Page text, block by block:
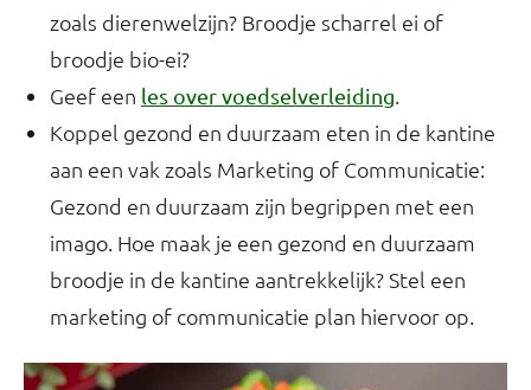
zoals dierenwelzijn? Broodje scharrel ei of
broodje bio-ei?
Geef een les over voedselverleiding.
Koppel gezond en duurzaam eten in de kantine
aan een vak zoals Marketing of Communicatie:
Gezond en duurzaam zijn begrippen met een
imago. Hoe maak je een gezond en duurzaam
broodje in de kantine aantrekkelijk? Stel een
marketing of communicatie plan hiervoor op.